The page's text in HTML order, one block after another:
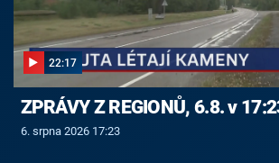
22:17
ZPRÁVY Z REGIONŮ, 6.8. v
6. srpna 2026 17:23